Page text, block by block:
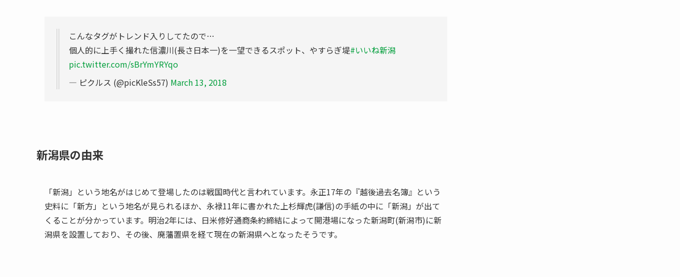
こんなタグがトレンド入りしてたので…
個人的に上手く撮れた信濃川(長さ日本一)を一望できるスポット、やすらぎ堤#いいね新潟
pic.twitter.com/sBrYmYRYqo
— ピクルス (@picKleSs57) March 13, 2018
新潟県の由来
「新潟」という地名がはじめて登場したのは戦国時代と言われています。永正17年の『越後過去名簿』という
史料に「新方」という地名が見られるほか、永禄11年に書かれた上杉輝虎(謙信)の手紙の中に「新潟」が出て
くることが分かっています。明治2年には、日米修好通商条約締結によって開港場になった新潟町(新潟市)に新
潟県を設置しており、その後、廃藩置県を経て現在の新潟県へとなったそうです。